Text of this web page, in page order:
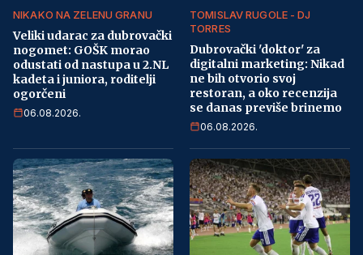
NIKAKO NA ZELENU GRANU
Veliki udarac za dubrovački
nogomet: GOŠK morao
odustati od nastupa u 2.NL
kadeta i juniora, roditelji
ogorčeni
06.08.2026.
TOMISLAV RUGOLE - DJ
TORRES
Dubrovački 'doktor' za
digitalni marketing: Nikad
ne bih otvorio svoj
restoran, a oko recenzija
se danas previše brinemo
06.08.2026.